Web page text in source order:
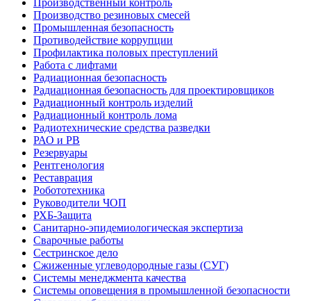
Производственный контроль
Производство резиновых смесей
Промышленная безопасность
Противодействие коррупции
Профилактика половых преступлений
Работа с лифтами
Радиационная безопасность
Радиационная безопасность для проектировщиков
Радиационный контроль изделий
Радиационный контроль лома
Радиотехнические средства разведки
РАО и РВ
Резервуары
Рентгенология
Реставрация
Робототехника
Руководители ЧОП
РХБ-Защита
Санитарно-эпидемиологическая экспертиза
Сварочные работы
Сестринское дело
Сжиженные углеводородные газы (СУГ)
Системы менеджмента качества
Системы оповещения в промышленной безопасности